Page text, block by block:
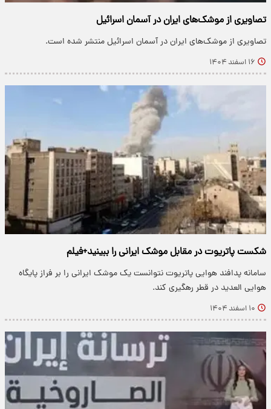
تصاویری از موشک‌های ایران در آسمان اسرائیل
تصاویری از موشک‌های ایران در آسمان اسرائیل منتشر شده است.
۱۶ اسفند ۱۴۰۴
شکست پاتریوت در مقابل موشک ایرانی را ببینید+فیلم
سامانه پدافند هوایی پاتریوت نتوانست یک موشک ایرانی را بر فراز پایگاه
هوایی العدید در قطر رهگیری کند.
۱۰ اسفند ۱۴۰۴